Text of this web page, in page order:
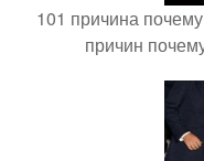
101 причина
причин